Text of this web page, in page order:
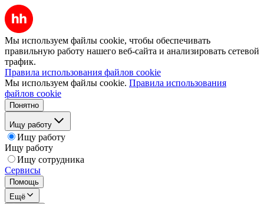
Мы используем файлы cookie, чтобы обеспечивать
правильную работу нашего веб-сайта и анализировать сетевой
трафик.
Правила использования файлов cookie
Мы используем файлы cookie. Правила использования
файлов cookie
Понятно
Ищу работу
Ищу работу
Ищу работу
Ищу сотрудника
Сервисы
Помощь
Ещё